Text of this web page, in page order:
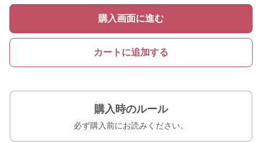
購入画面に進む
カートに追加する
購入時のルール
必ず購入前にお読みください。